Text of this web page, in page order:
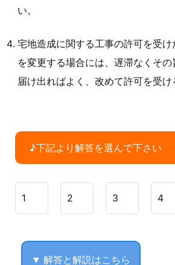
い。
宅地造成に関する工事の許可を受
を変更する場合には、遅滞なくそ
届け出ればよく、改めて許可を受け
♪下記より解答を選んで下さい
1 2 3 4
▼ 解答と解説はこちら